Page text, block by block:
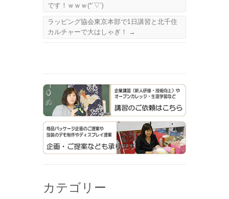
です！ｗｗｗ(*’▽’)
ラッピング協会東京本部で1日講習と北千住
カルチャーで大はしゃぎ！
→
カテゴリー